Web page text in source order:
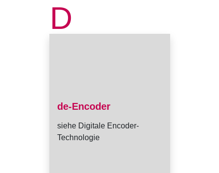
D
de-Encoder
siehe Digitale Encoder-
Technologie